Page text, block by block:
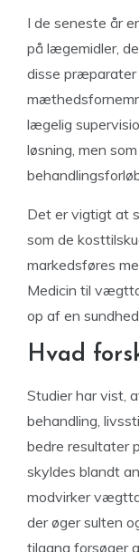
I de seneste år
på lægemidler,
disse
lægelig
løsning, men
Det er vigtigt at
som de
markedsføres
Medicin til
op af en
Hvad
Studier har vist,
behandling,
bedre resultater
skyldes blandt
modvirker
der øger sulten
tilgang forsøger